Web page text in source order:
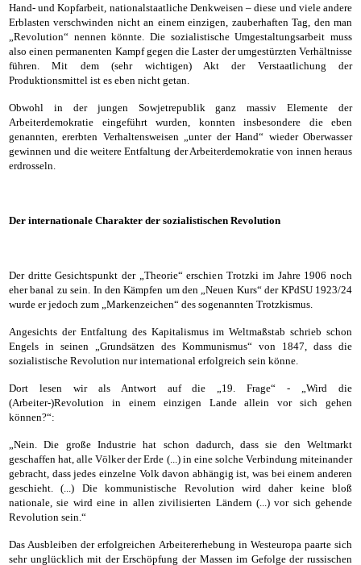
Hand- und Kopfarbeit, nationalstaatliche Denkweisen – diese und viele andere
Erblasten verschwinden nicht an einem einzigen, zauberhaften Tag, den man
„Revolution“ nennen könnte. Die sozialistische Umgestaltungsarbeit muss
also einen permanenten Kampf gegen die Laster der umgestürzten Verhältnisse
führen. Mit dem (sehr wichtigen) Akt der Verstaatlichung der
Produktionsmittel ist es eben nicht getan.
Obwohl in der jungen Sowjetrepublik ganz massiv Elemente der
Arbeiterdemokratie eingeführt wurden, konnten insbesondere die eben
genannten, ererbten Verhaltensweisen „unter der Hand“ wieder Oberwasser
gewinnen und die weitere Entfaltung der Arbeiterdemokratie von innen heraus
erdrosseln.
Der internationale Charakter der sozialistischen Revolution
Der dritte Gesichtspunkt der „Theorie“ erschien Trotzki im Jahre 1906 noch
eher banal zu sein. In den Kämpfen um den „Neuen Kurs“ der KPdSU 1923/24
wurde er jedoch zum „Markenzeichen“ des sogenannten Trotzkismus.
Angesichts der Entfaltung des Kapitalismus im Weltmaßstab schrieb schon
Engels in seinen „Grundsätzen des Kommunismus“ von 1847, dass die
sozialistische Revolution nur international erfolgreich sein könne.
Dort lesen wir als Antwort auf die „19. Frage“ - „Wird die
(Arbeiter-)Revolution in einem einzigen Lande allein vor sich gehen
können?“:
„Nein. Die große Industrie hat schon dadurch, dass sie den Weltmarkt
geschaffen hat, alle Völker der Erde (...) in eine solche Verbindung miteinander
gebracht, dass jedes einzelne Volk davon abhängig ist, was bei einem anderen
geschieht. (...) Die kommunistische Revolution wird daher keine bloß
nationale, sie wird eine in allen zivilisierten Ländern (...) vor sich gehende
Revolution sein.“
Das Ausbleiben der erfolgreichen Arbeitererhebung in Westeuropa paarte sich
sehr unglücklich mit der Erschöpfung der Massen im Gefolge der russischen